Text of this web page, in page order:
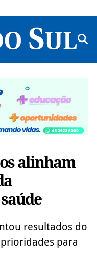
alinham
resultados do
para